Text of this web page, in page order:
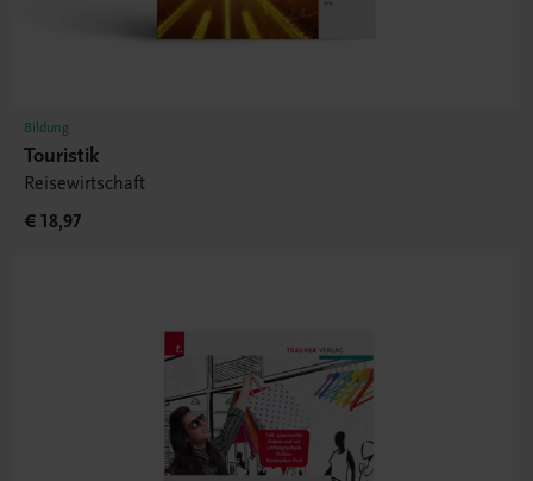
Bildung
Touristik
Reisewirtschaft
€ 18,97